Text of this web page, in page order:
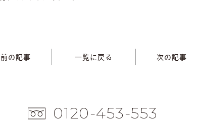
前の記事 一覧に戻る 次の記事
0120-453-553